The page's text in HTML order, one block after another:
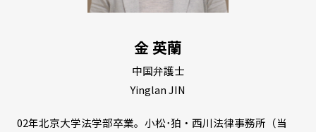
金 英蘭
中国弁護士
Yinglan JIN
02年北京大学法学部卒業。小松･狛・西川法律事務所（当